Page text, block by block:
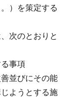
）を策定する
次のとおりと
事項
並びにその能
ようとする施